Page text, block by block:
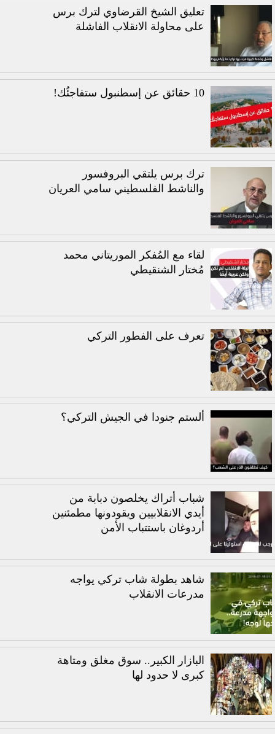
تعليق الشيخ القرضاوي لترك برس
على محاولة الانقلاب الفاشلة
10 حقائق عن إسطنبول ستفاجئُك!
ترك برس يلتقي البروفسور
والناشط الفلسطيني سامي العريان
لقاء مع المُفكر الموريتاني محمد
مُختار الشنقيطي
تعرف على الفطور التركي
ألستم جنودا في الجيش التركي؟
شباب أتراك يخلصون دبابة من
أيدي الانقلابيين ويقودونها مطمئنين
أردوغان باستتباب الأمن
شاهد بطولة شاب تركي يواجه
مدرعات الانقلاب
البازار الكبير.. سوق مغلق ومتاهة
كبرى لا حدود لها